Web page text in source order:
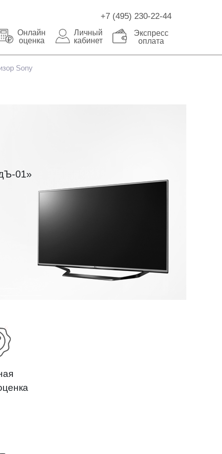
+7 (495) 230-22-44
Онлайн
оценка
Личный
кабинет
Экспресс
оплата
Sony
01»